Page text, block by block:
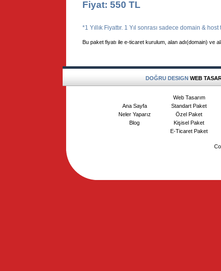
Fiyat: 550 TL
*1 Yıllık Fiyattır. 1 Yıl sonrası sadece domain &
Bu paket fiyatı ile e-ticaret kurulum, alan adı(domain) ve
DOĞRU DESIGNWEB
Ana Sayfa
Neler Yaparız
Blog
Web Tasarım
Standart Paket
Özel Paket
Kişisel Paket
E-Ticaret Paket